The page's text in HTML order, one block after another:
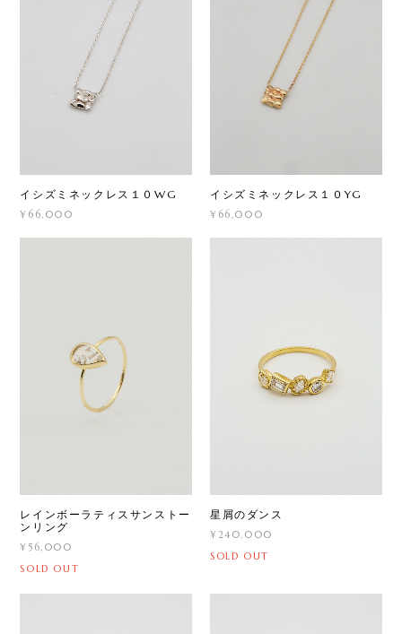
イシズミネックレス１０WG
¥66,000
イシズミネックレス１０YG
¥66,000
レインボーラティスサンストー
ンリング
¥56,000
SOLD OUT
星屑のダンス
¥240,000
SOLD OUT